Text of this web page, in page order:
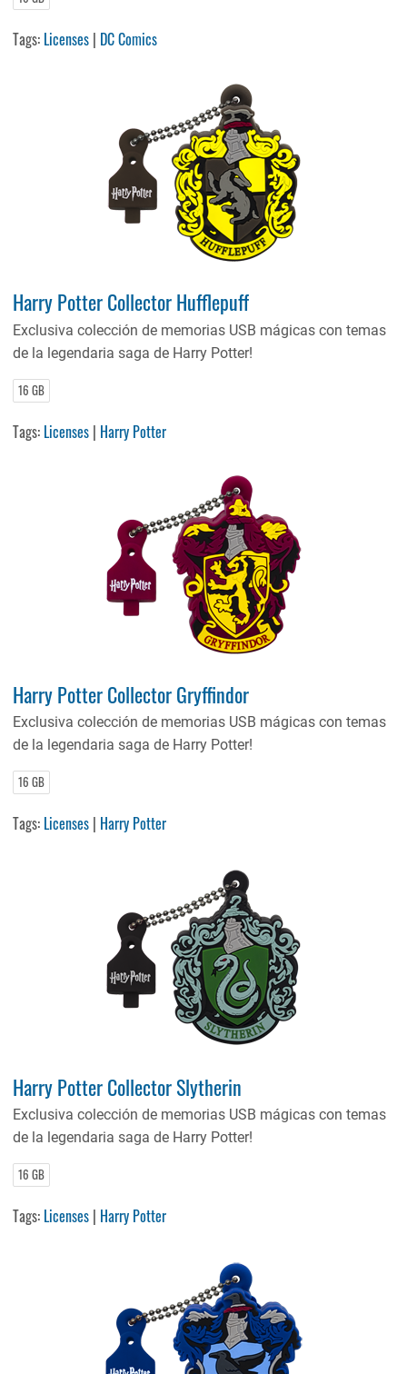
Tags: Licenses | DC Comics
Harry Potter Collector Hufflepuff
Exclusiva colección de memorias USB mágicas con temas
de la legendaria saga de Harry Potter!
16 GB
Tags: Licenses | Harry Potter
Harry Potter Collector Gryffindor
Exclusiva colección de memorias USB mágicas con temas
de la legendaria saga de Harry Potter!
16 GB
Tags: Licenses | Harry Potter
Harry Potter Collector Slytherin
Exclusiva colección de memorias USB mágicas con temas
de la legendaria saga de Harry Potter!
16 GB
Tags: Licenses | Harry Potter